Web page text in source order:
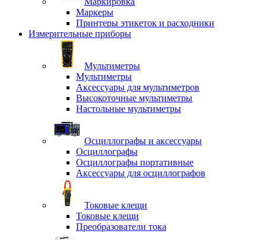
Маркеры
Принтеры этикеток и расходники
Измерительные приборы
Мультиметры
Мультиметры
Аксессуары для мультиметров
Высокоточные мультиметры
Настольные мультиметры
Осциллографы и аксессуары
Осциллографы
Осциллографы портативные
Аксессуары для осциллографов
Токовые клещи
Токовые клещи
Преобразователи тока